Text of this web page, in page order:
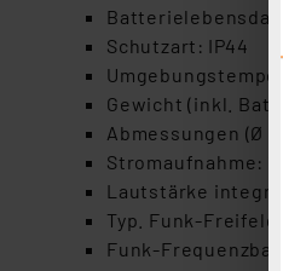
Schutzart: IP44
Gewicht (inkl.
Abmessungen (Ø ×
Stromaufnahme:
Lautstärke
Typ. Funk-
Funk-